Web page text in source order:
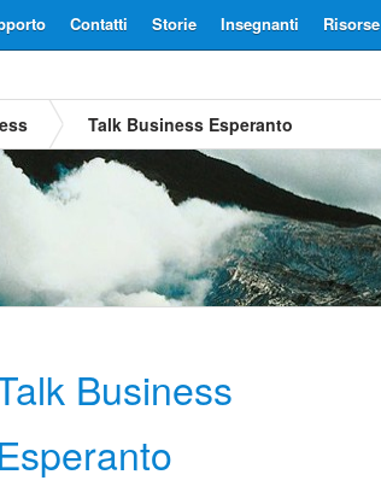
Risorse
Insegnanti
Storie
Contatti
Talk Business Esperanto
Business